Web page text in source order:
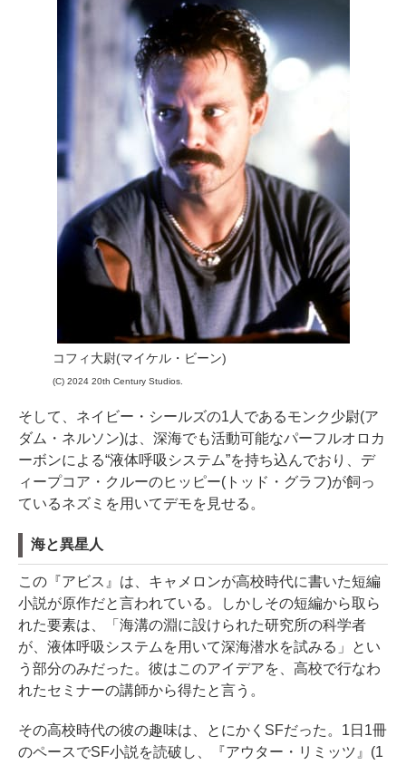
コフィ大尉(マイケル・ビーン)
(C) 2024 20th Century Studios.
そして、ネイビー・シールズの1人であるモンク少尉(ア
ダム・ネルソン)は、深海でも活動可能なパーフルオロカ
ーボンによる“液体呼吸システム”を持ち込んでおり、デ
ィープコア・クルーのヒッピー(トッド・グラフ)が飼っ
ているネズミを用いてデモを見せる。
海と異星人
この『アビス』は、キャメロンが高校時代に書いた短編
小説が原作だと言われている。しかしその短編から取ら
れた要素は、「海溝の淵に設けられた研究所の科学者
が、液体呼吸システムを用いて深海潜水を試みる」とい
う部分のみだった。彼はこのアイデアを、高校で行なわ
れたセミナーの講師から得たと言う。
その高校時代の彼の趣味は、とにかくSFだった。1日1冊
のペースでSF小説を読破し、『アウター・リミッツ』(1